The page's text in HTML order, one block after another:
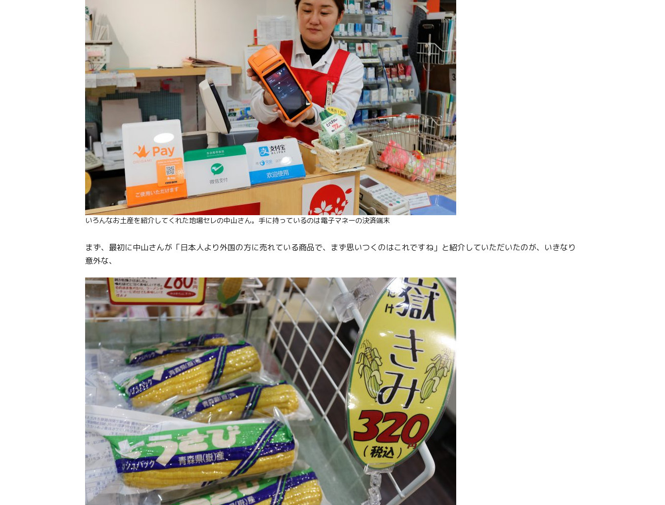
いろんなお土産を紹介してくれた地場セレの中山さん。手に持っているのは電子マネーの決済端末
まず、最初に中山さんが「日本人より外国の方に売れている商品で、まず思いつくのはこれですね」と紹介していただいたのが、いきなり
意外な、
Twitter
Facebook
Line